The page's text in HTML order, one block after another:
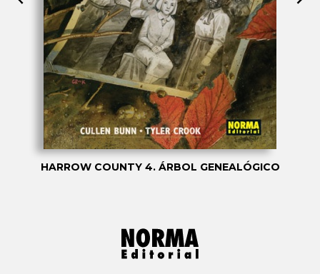
HARROW COUNTY 4. ÁRBOL GENEALÓGICO